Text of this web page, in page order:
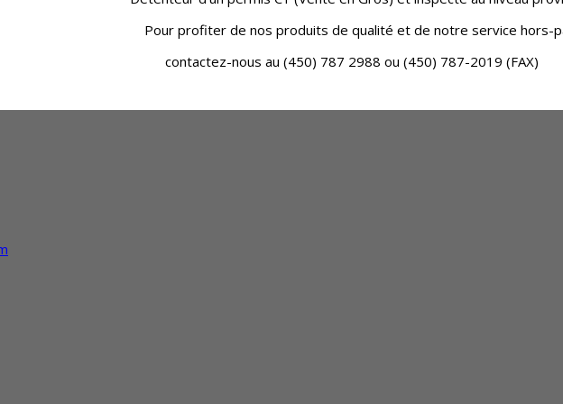
Pour profiter de nos produits de qualité et de notre service hors-
contactez-nous au (450) 787 2988 ou (450) 787-2019 (FAX)